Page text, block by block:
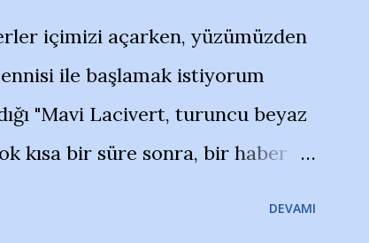
içimizi açarken, yüzümüzden
ile başlamak istiyorum
"Mavi Lacivert, turuncu beyaz
kısa bir süre sonra, bir haber
DEVAMI